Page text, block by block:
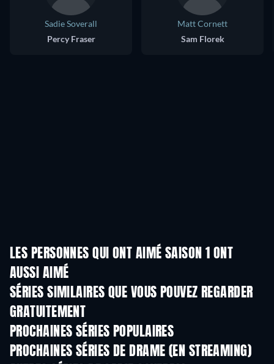
Sadie Soverall
Percy Fraser
Matt Cornett
Sam Florek
LES PERSONNES QUI ONT AIMÉ SAISON 1 ONT
AUSSI AIMÉ
SÉRIES SIMILAIRES QUE VOUS POUVEZ REGARDER
GRATUITEMENT
PROCHAINES SÉRIES POPULAIRES
Série Série
PROCHAINES SÉRIES DE DRAME (EN STREAMING)
Saison 4 Saison 6